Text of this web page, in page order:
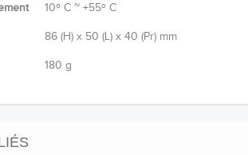
10º C ~ +55º C
86 (H) x 50 (L) x 40 (Pr) mm
180 g